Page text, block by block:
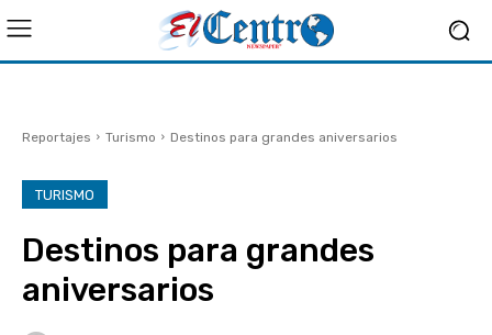
Reportajes Turismo Destinos para grandes aniversarios
TURISMO
Destinos para grandes
aniversarios